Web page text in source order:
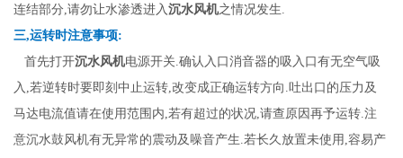
连结部分,请勿让水渗透进入沉水风机之情况发生.
三,运转时注意事项:
首先打开沉水风机电源开关.确认入口消音器的吸入口有无空气吸
入,若逆转时要即刻中止运转,改变成正确运转方向.吐出口的压力及
马达电流值请在使用范围内,若有超过的状况,请查原因再予运转.注
意沉水鼓风机有无异常的震动及噪音产生.若长久放置未使用,容易产